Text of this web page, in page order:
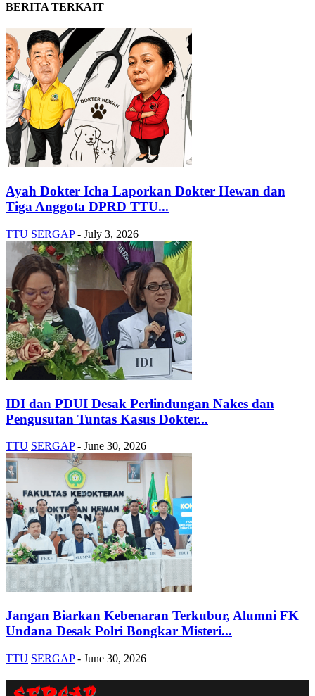
BERITA TERKAIT
Ayah Dokter Icha Laporkan Dokter Hewan dan
Tiga Anggota DPRD TTU...
TTU SERGAP - July 3, 2026
IDI dan PDUI Desak Perlindungan Nakes dan
Pengusutan Tuntas Kasus Dokter...
TTU SERGAP - June 30, 2026
Jangan Biarkan Kebenaran Terkubur, Alumni FK
Undana Desak Polri Bongkar Misteri...
TTU SERGAP - June 30, 2026